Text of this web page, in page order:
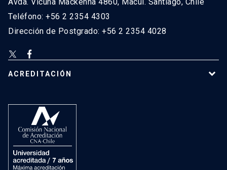
Teléfono: +56 2 2354 4303
Dirección de Postgrado: +56 2 2354 4028
ACREDITACIÓN